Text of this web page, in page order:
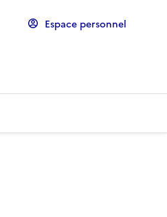
Espace personnel